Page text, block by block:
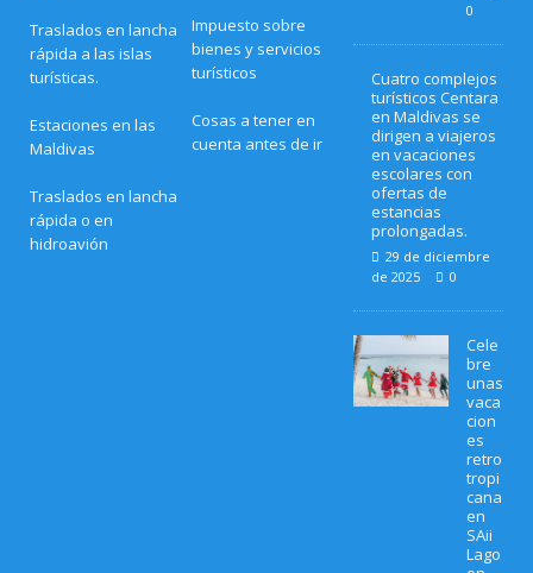
Traslados en lancha
rápida a las islas
turísticas.
Estaciones en las
Maldivas
Traslados en lancha
rápida o en
hidroavión
Impuesto sobre
bienes y servicios
turísticos
Cosas a tener en
cuenta antes de ir
0
Cuatro complejos
turísticos Centara
en Maldivas se
dirigen a viajeros
en vacaciones
escolares con
ofertas de
estancias
prolongadas.
29 de diciembre
de 2025
0
Cele
bre
unas
vaca
cion
es
retro
tropi
cana
en
SAii
Lago